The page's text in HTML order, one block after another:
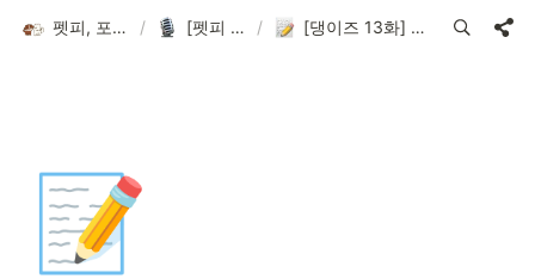
펫피, 포인트로 더 가치있는 반려 라이프 / [펫피 인터뷰] 댕이즈 / [댕이즈 13화] 완주 보호소에서 데려온 자매견
📝